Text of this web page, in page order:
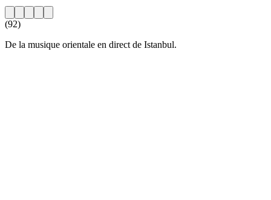
(92)
De la musique orientale en direct de Istanbul.